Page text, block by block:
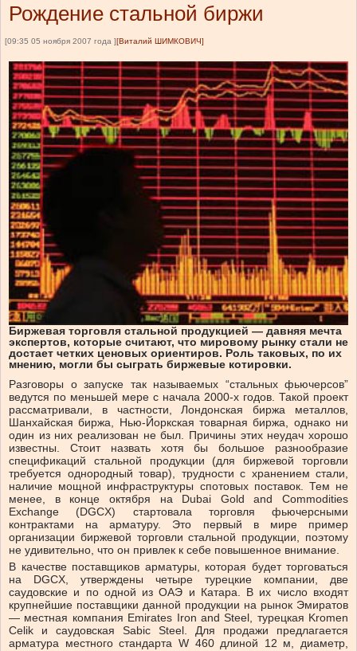
Рождение стальной биржи
[09:35 05 ноября 2007 года ] [Виталий ШИМКОВИЧ]
Биржевая торговля стальной продукцией — давняя мечта
экспертов, которые считают, что мировому рынку стали не
достает четких ценовых ориентиров. Роль таковых, по их
мнению, могли бы сыграть биржевые котировки.
Разговоры о запуске так называемых “стальных фьючерсов”
ведутся по меньшей мере с начала 2000-х годов. Такой проект
рассматривали, в частности, Лондонская биржа металлов,
Шанхайская биржа, Нью-Йоркская товарная биржа, однако ни
один из них реализован не был. Причины этих неудач хорошо
известны. Стоит назвать хотя бы большое разнообразие
спецификаций стальной продукции (для биржевой торговли
требуется однородный товар), трудности с хранением стали,
наличие мощной инфраструктуры спотовых поставок. Тем не
менее, в конце октября на Dubai Gold and Commodities
Exchange (DGCX) стартовала торговля фьючерсными
контрактами на арматуру. Это первый в мире пример
организации биржевой торговли стальной продукции, поэтому
не удивительно, что он привлек к себе повышенное внимание.
В качестве поставщиков арматуры, которая будет торговаться
на DGCX, утверждены четыре турецкие компании, две
саудовские и по одной из ОАЭ и Катара. В их число входят
крупнейшие поставщики данной продукции на рынок Эмиратов
— местная компания Emirates Iron and Steel, турецкая Kromen
Celik и саудовская Sabic Steel. Для продажи предлагается
арматура местного стандарта W 460 длиной 12 м, диаметр,